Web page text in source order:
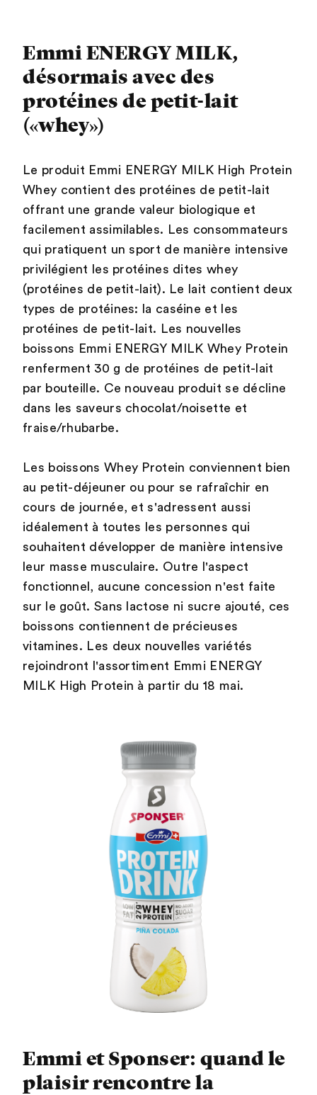
Emmi ENERGY MILK,
désormais avec des
protéines de petit-lait
(«whey»)
Le produit Emmi ENERGY MILK High Protein
Whey contient des protéines de petit-lait
offrant une grande valeur biologique et
facilement assimilables. Les consommateurs
qui pratiquent un sport de manière intensive
privilégient les protéines dites whey
(protéines de petit-lait). Le lait contient deux
types de protéines: la caséine et les
protéines de petit-lait. Les nouvelles
boissons Emmi ENERGY MILK Whey Protein
renferment 30 g de protéines de petit-lait
par bouteille. Ce nouveau produit se décline
dans les saveurs chocolat/noisette et
fraise/rhubarbe.
Les boissons Whey Protein conviennent bien
au petit-déjeuner ou pour se rafraîchir en
cours de journée, et s'adressent aussi
idéalement à toutes les personnes qui
souhaitent développer de manière intensive
leur masse musculaire. Outre l'aspect
fonctionnel, aucune concession n'est faite
sur le goût. Sans lactose ni sucre ajouté, ces
boissons contiennent de précieuses
vitamines. Les deux nouvelles variétés
rejoindront l'assortiment Emmi ENERGY
MILK High Protein à partir du 18 mai.
Emmi et Sponser: quand le
plaisir rencontre la